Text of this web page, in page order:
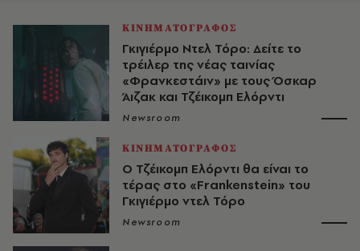
ΚΙΝΗΜΑΤΟΓΡΑΦΟΣ
Γκιγιέρμο Ντελ Τόρο: Δείτε το
τρέιλερ της νέας ταινίας
«Φρανκεστάιν» με τους Όσκαρ
Άιζακ και Τζέικομπ Ελόρντι
Newsroom
ΚΙΝΗΜΑΤΟΓΡΑΦΟΣ
Ο Τζέικομπ Ελόρντι θα είναι το
τέρας στο «Frankenstein» του
Γκιγιέρμο ντελ Τόρο
Newsroom